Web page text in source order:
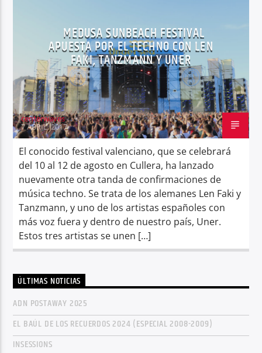
Center Waves
MEDUSA SUNBEACH FESTIVAL
APUESTA POR EL TECHNO CON LEN
FAKI, TANZMANN Y UNER
centerwaves
7 ABRIL, 2017
El conocido festival valenciano, que se celebrará
del 10 al 12 de agosto en Cullera, ha lanzado
nuevamente otra tanda de confirmaciones de
música techno. Se trata de los alemanes Len Faki y
Tanzmann, y uno de los artistas españoles con
más voz fuera y dentro de nuestro país, Uner.
Estos tres artistas se unen […]
ÚLTIMAS NOTICIAS
ADN POSTAWAY 2025
EL BAÚL DE LOS RECUERDOS 2024 (ESPECIAL 2008-2009)
INSESSIONS